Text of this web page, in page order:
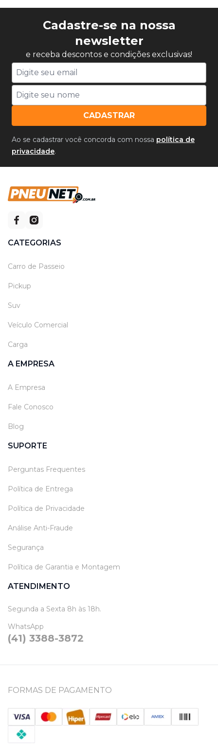
Cadastre-se na nossa
newsletter
e receba descontos e condições exclusivas!
CADASTRAR
Ao se cadastrar você concorda com nossa política de
privacidade.
CATEGORIAS
Carro de Passeio
Pickup
Suv
Veículo Comercial
Carga
A EMPRESA
A Empresa
Fale Conosco
Blog
SUPORTE
Perguntas Frequentes
Política de Entrega
Política de Privacidade
Análise Anti-Fraude
Segurança
Política de Garantia e Montagem
ATENDIMENTO
Segunda a Sexta 8h às 18h.
WhatsApp
(41) 3388-3872
FORMAS DE PAGAMENTO